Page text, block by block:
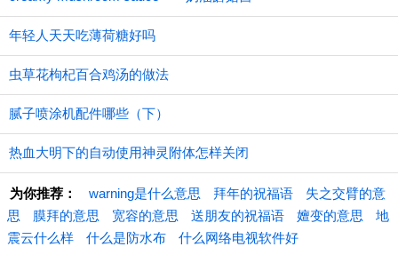
年轻人天天吃薄荷糖好吗
虫草花枸杞百合鸡汤的做法
腻子喷涂机配件哪些（下）
热血大明下的自动使用神灵附体怎样关闭
为你推荐： warning是什么意思 拜年的祝福语
失之交臂的意
思
膜拜的意思 宽容的意思 送朋友的祝福语 嬗变的意思
地
震云什么样
什么是防水布 什么网络电视软件好